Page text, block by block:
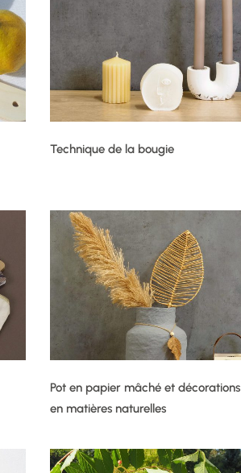
Technique de la bougie
Pot en papier mâché et décorations
en matières naturelles